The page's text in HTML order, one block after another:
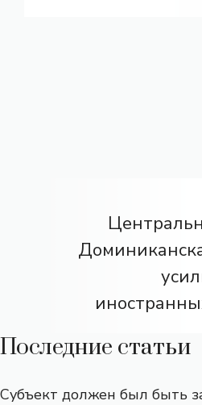
Последние статьи
Субъект должен был быть